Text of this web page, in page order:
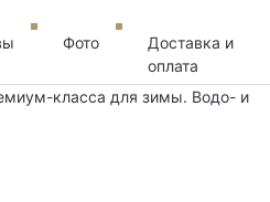
Фото
Доставка и
оплата
класса для зимы. Водо- и